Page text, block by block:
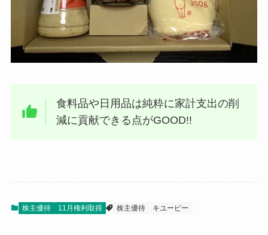
食料品や日用品は純粋に家計支出の削
減に貢献できる点がGOOD!!
株主優待 11月権利取得 株主優待 キユーピー